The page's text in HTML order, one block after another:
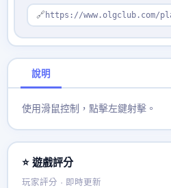
🔗 https://www.olgclub.com/
說明
使用滑鼠控制，點擊左鍵射擊。
⭐ 遊戲評分
玩家評分 · 即時更新